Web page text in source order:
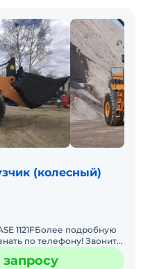
(колесный)
1121FБолее подробную
по телефону! Звоните
шанс! Основные